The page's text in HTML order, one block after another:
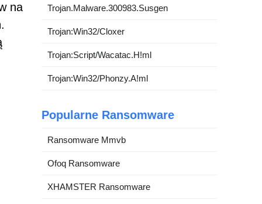
na
Trojan.Malware.300983.Susgen
Trojan:Win32/Cloxer
Trojan:Script/Wacatac.H!ml
Trojan:Win32/Phonzy.A!ml
Popularne Ransomware
Ransomware Mmvb
Ofoq Ransomware
XHAMSTER Ransomware